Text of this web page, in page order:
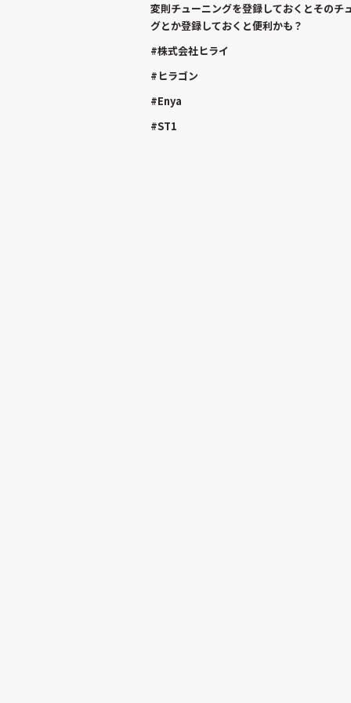
変則チューニングを登録しておくとその
グとか登録しておくと便利かも？
#株式会社ヒライ
#ヒラゴン
#Enya
#ST1